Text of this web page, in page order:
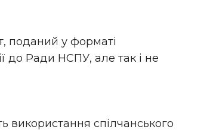
поданий у форматі
до Ради НСПУ, але так і не
використання спілчанського